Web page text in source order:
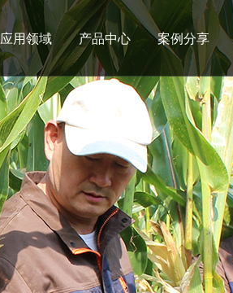
应用领域 产品中心 案例分享